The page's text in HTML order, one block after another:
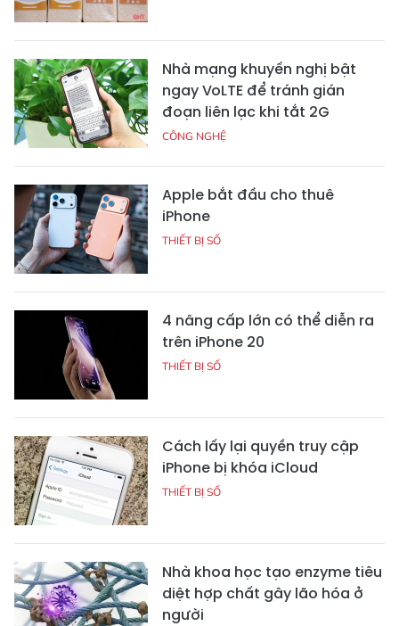
Nhà mạng khuyến nghị bật
ngay VoLTE để tránh gián
đoạn liên lạc khi tắt 2G
CÔNG NGHỆ
Apple bắt đầu cho thuê
iPhone
THIẾT BỊ SỐ
4 nâng cấp lớn có thể diễn ra
trên iPhone 20
THIẾT BỊ SỐ
Cách lấy lại quyền truy cập
iPhone bị khóa iCloud
THIẾT BỊ SỐ
Nhà khoa học tạo enzyme tiêu
diệt hợp chất gây lão hóa ở
người